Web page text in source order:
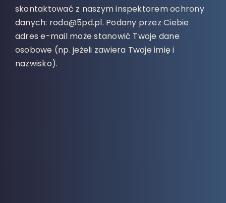
skontaktować z naszym inspektorem ochrony
danych: rodo@5pd.pl. Podany przez Ciebie
adres e-mail może stanowić Twoje dane
osobowe (np. jeżeli zawiera Twoje imię i
nazwisko).